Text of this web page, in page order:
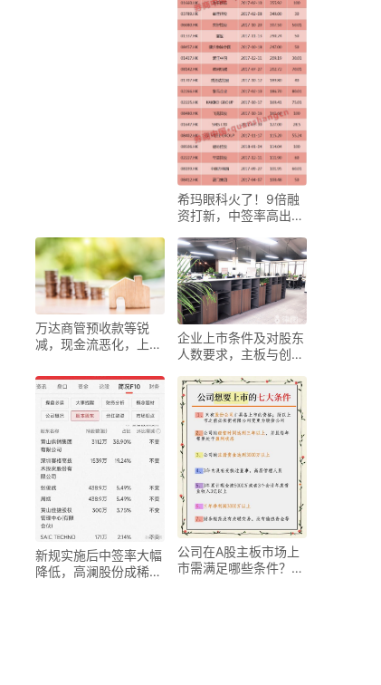
希玛眼科火了！9倍融
资打新，中签率高出A
万达商管预收款等锐
减，现金流恶化，上市
企业上市条件及对股东
人数要求，主板与创业
新规实施后中签率大幅
降低，高澜股份成稀缺
公司在A股主板市场上
市需满足哪些条件？主